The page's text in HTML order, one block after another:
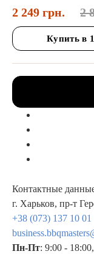
2 249 грн. 2
Купить в
Контактные
г. Харьков, пр-т
+38 (073) 137 10 01
Пн-Пт: 9:00 - 18:00,